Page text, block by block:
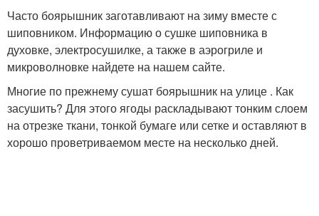
Часто боярышник заготавливают на зиму вместе с
шиповником. Информацию о сушке шиповника в
духовке, электросушилке, а также в аэрогриле и
микроволновке найдете на нашем сайте.
Многие по прежнему сушат боярышник на улице . Как
засушить? Для этого ягоды раскладывают тонким слоем
на отрезке ткани, тонкой бумаге или сетке и оставляют в
хорошо проветриваемом месте на несколько дней.